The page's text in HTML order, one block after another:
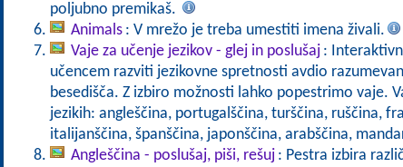
poljubno premikaš.
Animals : V mrežo je treba umestiti imena živali.
Vaje za učenje jezikov - glej in poslušaj :
učencem razviti jezikovne spretnosti avdio
besedišča. Z izbiro možnosti lahko popestrimo vaje.
jezikih: angleščina, portugalščina, turščina, ruščina,
italijanščina, španščina, japonščina, arabščina,
Angleščina - poslušaj, piši, rešuj : Pestra izbira